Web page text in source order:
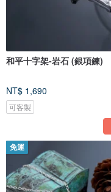
和平十字架-岩石 (銀項鍊)
NT$ 1,690
可客製
免運